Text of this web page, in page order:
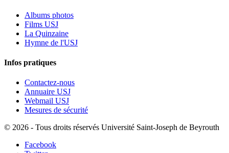
Albums photos
Films USJ
La Quinzaine
Hymne de l'USJ
Infos pratiques
Contactez-nous
Annuaire USJ
Webmail USJ
Mesures de sécurité
© 2026 - Tous droits réservés Université Saint-Joseph de Beyrouth
Facebook